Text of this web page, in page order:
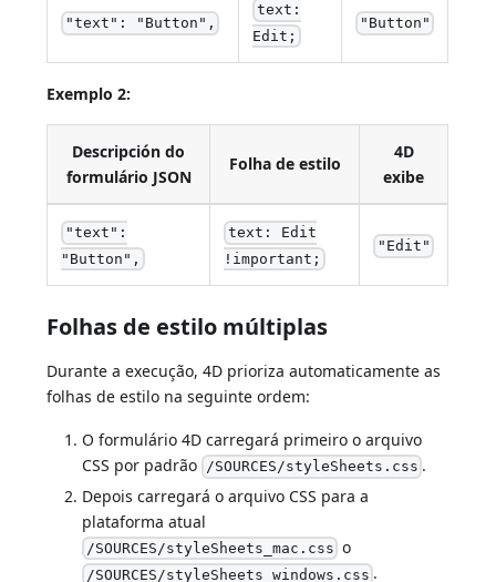
"text": "Button",
text:
Edit;
"Button"
Exemplo 2:
Descripción do
formulário JSON
Folha de estilo
4D
exibe
"text":
"Button",
text: Edit
!important;
"Edit"
Folhas de estilo múltiplas
Durante a execução, 4D prioriza automaticamente as
folhas de estilo na seguinte ordem:
O formulário 4D carregará primeiro o arquivo
CSS por padrão /SOURCES/styleSheets.css .
Depois carregará o arquivo CSS para a
plataforma atual
/SOURCES/styleSheets_mac.css o
/SOURCES/styleSheets_windows.css .